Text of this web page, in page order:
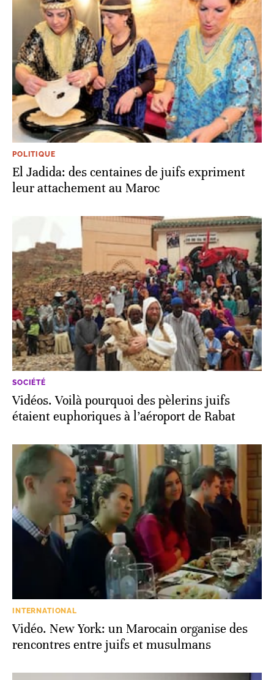
POLITIQUE
El Jadida: des centaines de juifs expriment
leur attachement au Maroc
SOCIÉTÉ
Vidéos. Voilà pourquoi des pèlerins juifs
étaient euphoriques à l’aéroport de Rabat
INTERNATIONAL
Vidéo. New York: un Marocain organise des
rencontres entre juifs et musulmans